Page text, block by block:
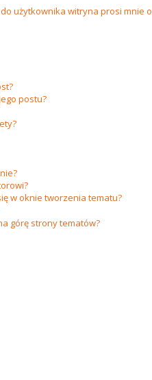
użytkownika witryna prosi mnie o
postu?
w oknie tworzenia tematu?
górę strony tematów?